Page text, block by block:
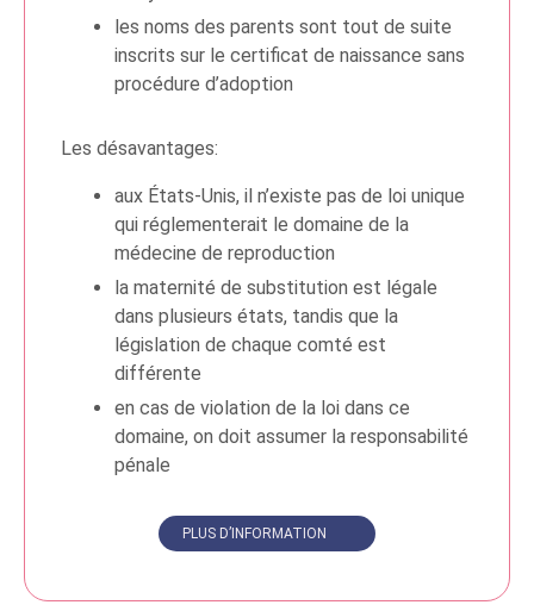
les noms des parents sont tout de suite
inscrits sur le certificat de naissance sans
procédure d’adoption
Les désavantages:
aux États-Unis, il n’existe pas de loi unique
qui réglementerait le domaine de la
médecine de reproduction
la maternité de substitution est légale
dans plusieurs états, tandis que la
législation de chaque comté est
différente
en cas de violation de la loi dans ce
domaine, on doit assumer la responsabilité
pénale
PLUS D’INFORMATION